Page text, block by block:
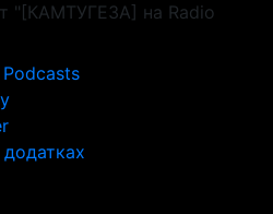
"[КАМТУГЕЗА] на Radio